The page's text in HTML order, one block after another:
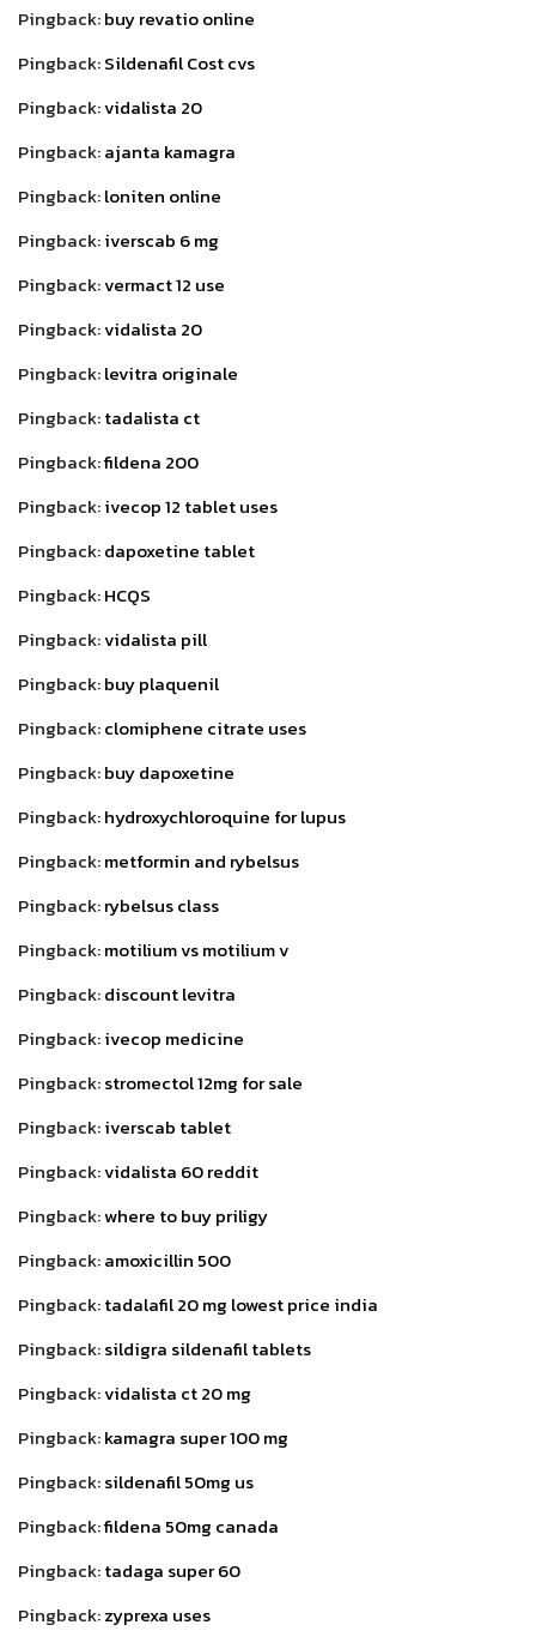
Pingback:buy revatio online
Pingback:Sildenafil Cost cvs
Pingback:vidalista 20
Pingback:ajanta kamagra
Pingback:loniten online
Pingback:iverscab 6 mg
Pingback:vermact 12 use
Pingback:vidalista 20
Pingback:levitra originale
Pingback:tadalista ct
Pingback:fildena 200
Pingback:ivecop 12 tablet uses
Pingback:dapoxetine tablet
Pingback:HCQS
Pingback:vidalista pill
Pingback:buy plaquenil
Pingback:clomiphene citrate uses
Pingback:buy dapoxetine
Pingback:hydroxychloroquine for lupus
Pingback:metformin and rybelsus
Pingback:rybelsus class
Pingback:motilium vs motilium v
Pingback:discount levitra
Pingback:ivecop medicine
Pingback:stromectol 12mg for sale
Pingback:iverscab tablet
Pingback:vidalista 60 reddit
Pingback:where to buy priligy
Pingback:amoxicillin 500
Pingback:tadalafil 20 mg lowest price india
Pingback:sildigra sildenafil tablets
Pingback:vidalista ct 20 mg
Pingback:kamagra super 100 mg
Pingback:sildenafil 50mg us
Pingback:fildena 50mg canada
Pingback:tadaga super 60
Pingback:zyprexa uses